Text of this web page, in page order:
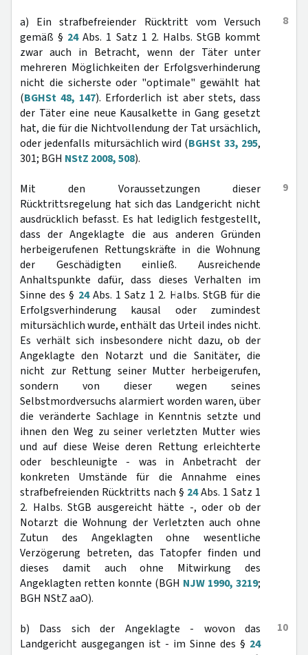
8
a) Ein strafbefreiender Rücktritt vom Versuch
gemäß § 24Abs. 1 Satz 1 2. Halbs. StGB kommt
zwar auch in Betracht, wenn der Täter unter
mehreren Möglichkeiten der Erfolgsverhinderung
nicht die sicherste oder "optimale" gewählt hat
(BGHSt 48, 147). Erforderlich ist aber stets, dass
der Täter eine neue Kausalkette in Gang gesetzt
hat, die für die Nichtvollendung der Tat ursächlich,
oder jedenfalls mitursächlich wird (BGHSt 33, 295,
301; BGH NStZ 2008, 508).
9
Mit den Voraussetzungen dieser
Rücktrittsregelung hat sich das Landgericht nicht
ausdrücklich befasst. Es hat lediglich festgestellt,
dass der Angeklagte die aus anderen Gründen
herbeigerufenen Rettungskräfte in die Wohnung
der Geschädigten einließ. Ausreichende
Anhaltspunkte dafür, dass dieses Verhalten im
Sinne des § 24Abs. 1 Satz 1 2. Halbs. StGB für die
Erfolgsverhinderung kausal oder zumindest
mitursächlich wurde, enthält das Urteil indes nicht.
Es verhält sich insbesondere nicht dazu, ob der
Angeklagte den Notarzt und die Sanitäter, die
nicht zur Rettung seiner Mutter herbeigerufen,
sondern von dieser wegen seines
Selbstmordversuchs alarmiert worden waren, über
die veränderte Sachlage in Kenntnis setzte und
ihnen den Weg zu seiner verletzten Mutter wies
und auf diese Weise deren Rettung erleichterte
oder beschleunigte - was in Anbetracht der
konkreten Umstände für die Annahme eines
strafbefreienden Rücktritts nach § 24Abs. 1 Satz 1
2. Halbs. StGB ausgereicht hätte -, oder ob der
Notarzt die Wohnung der Verletzten auch ohne
Zutun des Angeklagten ohne wesentliche
Verzögerung betreten, das Tatopfer finden und
dieses damit auch ohne Mitwirkung des
Angeklagten retten konnte (BGH NJW 1990, 3219;
BGH NStZ aaO).
10
b) Dass sich der Angeklagte - wovon das
Landgericht ausgegangen ist - im Sinne des § 24